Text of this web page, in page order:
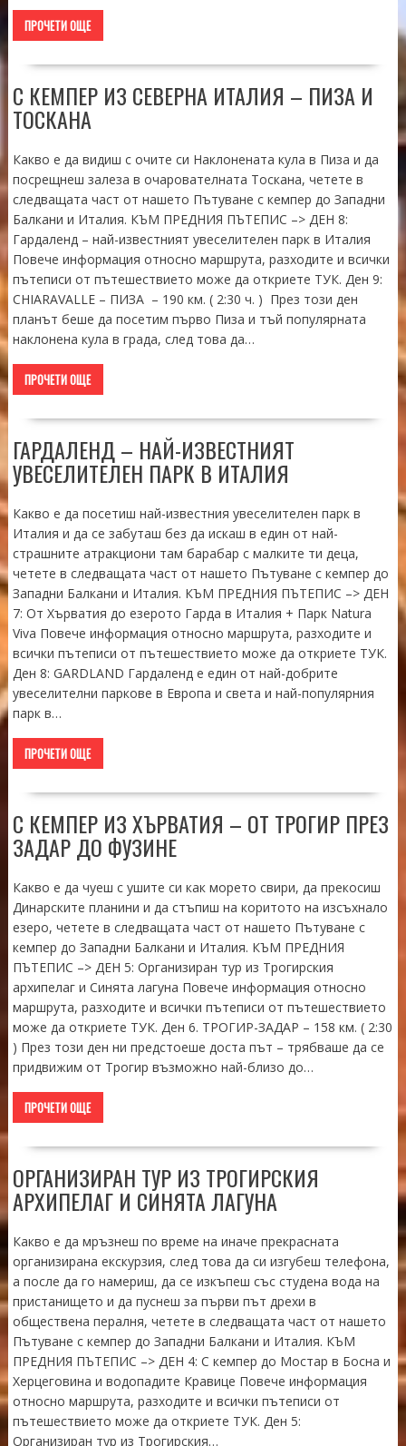
ПРОЧЕТИ ОЩЕ
С КЕМПЕР ИЗ СЕВЕРНА ИТАЛИЯ – ПИЗА И
ТОСКАНА
Какво е да видиш с очите си Наклонената кула в Пиза и да
посрещнеш залеза в очарователната Тоскана, четете в
следващата част от нашето Пътуване с кемпер до Западни
Балкани и Италия. КЪМ ПРЕДНИЯ ПЪТЕПИС –> ДЕН 8:
Гардаленд – най-известният увеселителен парк в Италия
Повече информация относно маршрута, разходите и всички
пътеписи от пътешествието може да откриете ТУК. Ден 9:
CHIARAVALLE – ПИЗА – 190 км. ( 2:30 ч. ) През този ден
планът беше да посетим първо Пиза и тъй популярната
наклонена кула в града, след това да…
ПРОЧЕТИ ОЩЕ
ГАРДАЛЕНД – НАЙ-ИЗВЕСТНИЯТ
УВЕСЕЛИТЕЛЕН ПАРК В ИТАЛИЯ
Какво е да посетиш най-известния увеселителен парк в
Италия и да се забуташ без да искаш в един от най-
страшните атракциони там барабар с малките ти деца,
четете в следващата част от нашето Пътуване с кемпер до
Западни Балкани и Италия. КЪМ ПРЕДНИЯ ПЪТЕПИС –> ДЕН
7: От Хърватия до езерото Гарда в Италия + Парк Natura
Viva Повече информация относно маршрута, разходите и
всички пътеписи от пътешествието може да откриете ТУК.
Ден 8: GARDLAND Гардаленд е един от най-добрите
увеселителни паркове в Европа и света и най-популярния
парк в…
ПРОЧЕТИ ОЩЕ
С КЕМПЕР ИЗ ХЪРВАТИЯ – ОТ ТРОГИР ПРЕЗ
ЗАДАР ДО ФУЗИНЕ
Какво е да чуеш с ушите си как морето свири, да прекосиш
Динарските планини и да стъпиш на коритото на изсъхнало
езеро, четете в следващата част от нашето Пътуване с
кемпер до Западни Балкани и Италия. КЪМ ПРЕДНИЯ
ПЪТЕПИС –> ДЕН 5: Организиран тур из Трогирския
архипелаг и Синята лагуна Повече информация относно
маршрута, разходите и всички пътеписи от пътешествието
може да откриете ТУК. Ден 6. ТРОГИР-ЗАДАР – 158 км. ( 2:30
) През този ден ни предстоеше доста път – трябваше да се
придвижим от Трогир възможно най-близо до…
ПРОЧЕТИ ОЩЕ
ОРГАНИЗИРАН ТУР ИЗ ТРОГИРСКИЯ
АРХИПЕЛАГ И СИНЯТА ЛАГУНА
Какво е да мръзнеш по време на иначе прекрасната
организирана екскурзия, след това да си изгубеш телефона,
а после да го намериш, да се изкъпеш със студена вода на
пристанището и да пуснеш за първи път дрехи в
обществена пералня, четете в следващата част от нашето
Пътуване с кемпер до Западни Балкани и Италия. КЪМ
ПРЕДНИЯ ПЪТЕПИС –> ДЕН 4: С кемпер до Мостар в Босна и
Херцеговина и водопадите Кравице Повече информация
относно маршрута, разходите и всички пътеписи от
пътешествието може да откриете ТУК. Ден 5:
Организиран тур из Трогирския…